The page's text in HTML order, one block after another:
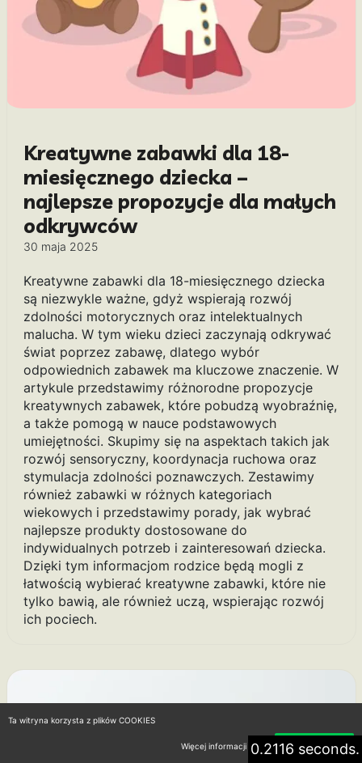
Kreatywne zabawki dla 18-
miesięcznego dziecka –
najlepsze propozycje dla małych
odkrywców
30 maja 2025
Kreatywne zabawki dla 18-miesięcznego dziecka
są niezwykle ważne, gdyż wspierają rozwój
zdolności motorycznych oraz intelektualnych
malucha. W tym wieku dzieci zaczynają odkrywać
świat poprzez zabawę, dlatego wybór
odpowiednich zabawek ma kluczowe znaczenie. W
artykule przedstawimy różnorodne propozycje
kreatywnych zabawek, które pobudzą wyobraźnię,
a także pomogą w nauce podstawowych
umiejętności. Skupimy się na aspektach takich jak
rozwój sensoryczny, koordynacja ruchowa oraz
stymulacja zdolności poznawczych. Zestawimy
również zabawki w różnych kategoriach
wiekowych i przedstawimy porady, jak wybrać
najlepsze produkty dostosowane do
indywidualnych potrzeb i zainteresowań dziecka.
Dzięki tym informacjom rodzice będą mogli z
łatwością wybierać kreatywne zabawki, które nie
tylko bawią, ale również uczą, wspierając rozwój
ich pociech.
0.2116 seconds.
Ta witryna korzysta z plików COOKIES
Więcej informacji Akceptuję